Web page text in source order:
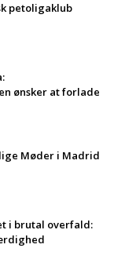
petoligaklub
ønsker at forlade
Møder i Madrid
i brutal overfald: